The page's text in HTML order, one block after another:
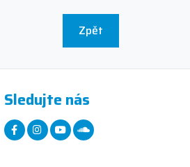
Zpět
Sledujte nás